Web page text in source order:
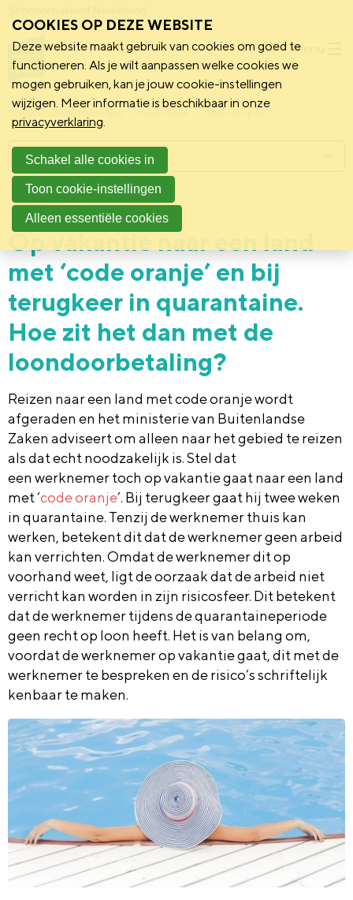
Menu
Schoonmakend Nederland
Praktijk 9 juli 2021
Op vakantie naar een land
met ‘code oranje’ en bij
terugkeer in quarantaine.
Hoe zit het dan met de
loondoorbetaling?
Reizen naar een land met code oranje wordt
afgeraden en het ministerie van Buitenlandse
Zaken adviseert om alleen naar het gebied te reizen
als dat echt noodzakelijk is.Stel dat
een werknemertoch op vakantiegaat naar een land
met ‘code oranje’. Bij terugkeer gaat hij twee weken
in quarantaine. Tenzij de werknemer thuis kan
werken, betekent dit dat de werknemer geen arbeid
kan verrichten. Omdat de werknemer dit op
voorhand weet, ligt de oorzaak dat de arbeid niet
verricht kan worden in zijn risicosfeer. Dit betekent
dat de werknemer tijdens de quarantaineperiode
geen recht op loon heeft. Het is van belang om,
voordat de werknemer op vakantie gaat, ditmet de
werknemer te bespreken en derisico’sschriftelijk
kenbaar te maken.
Menu
COOKIES OP DEZE WEBSITE
Deze website maakt gebruik van cookies om goed te
functioneren. Als je wilt aanpassen welke cookies we
mogen gebruiken, kan je jouw cookie-instellingen
wijzigen. Meer informatie is beschikbaar in onze
privacyverklaring.
Schakel alle cookies in
Toon cookie-instellingen
Alleen essentiële cookies